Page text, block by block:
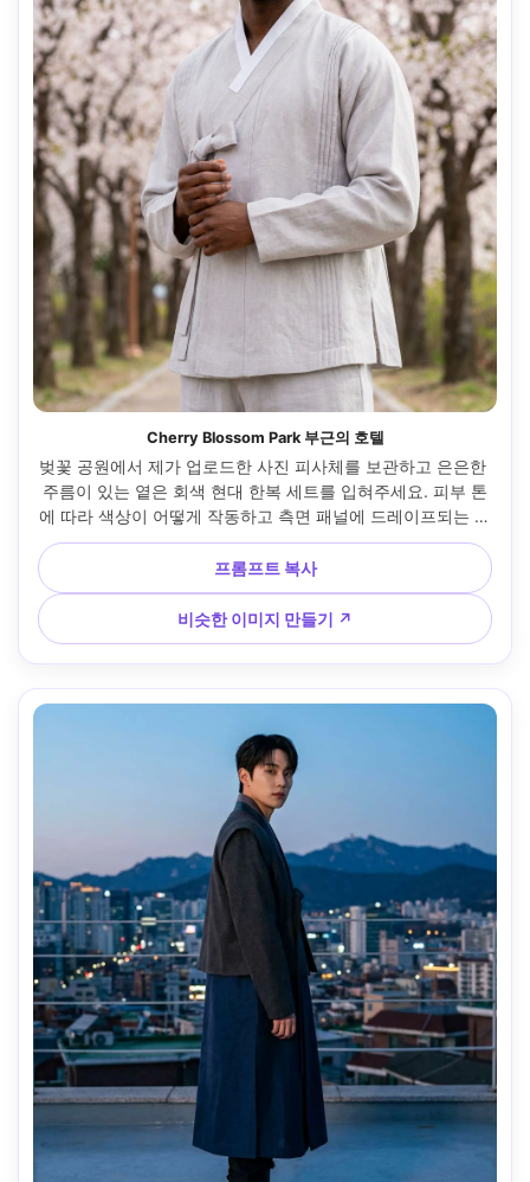
Cherry Blossom Park 부근의 호텔
벚꽃 공원에서 제가 업로드한 사진 피사체를 보관하고 은은한
주름이 있는 옅은 회색 현대 한복 세트를 입혀주세요. 피부 톤
에 따라 색상이 어떻게 작동하고 측면 패널에 드레이프되는 방
식을 보여줍니다. 부드러운 봄 일광, 니콘 Z8, 85mm, 수직 초
상화 프레임, 고요한 분위기, 사실적인 피부 질감, 고해상도, 프
레임에 자연스럽게 드레이핑된 의류 --ar 4:5
프롬프트 복사
비슷한 이미지 만들기 ↗